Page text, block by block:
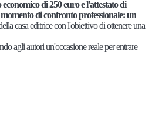
di 250 euro e l'attestato di
di confronto professionale: un
casa editrice con l'obiettivo di ottenere una
agli autori un'occasione reale per entrare